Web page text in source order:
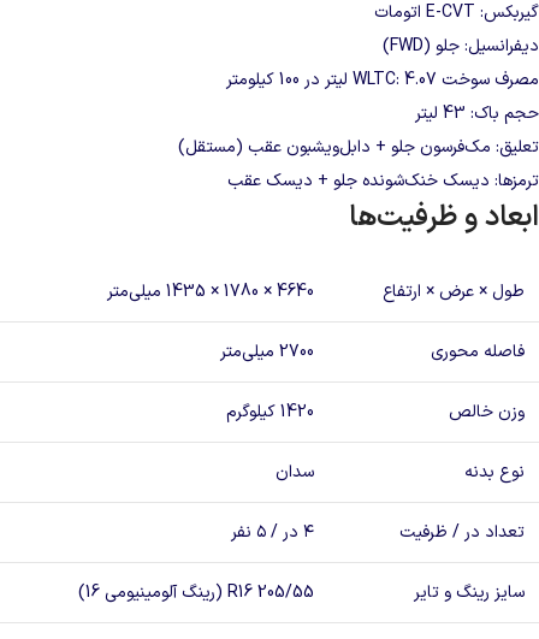
گیربکس: E-CVT اتومات
دیفرانسیل: جلو (FWD)
مصرف سوخت WLTC: 4.07 لیتر در 100 کیلومتر
حجم باک: 43 لیتر
تعلیق: مک‌فرسون جلو + دابل‌ویشبون عقب (مستقل)
ترمزها: دیسک خنک‌شونده جلو + دیسک عقب
ابعاد و ظرفیت‌ها
طول × عرض × ارتفاع 4640 × 1780 × 1435 میلی‌متر
فاصله محوری 2700 میلی‌متر
وزن خالص 1420 کیلوگرم
نوع بدنه سدان
تعداد در / ظرفیت ۴ در / ۵ نفر
سایز رینگ و تایر 205/55 R16 (رینگ آلومینیومی 16)